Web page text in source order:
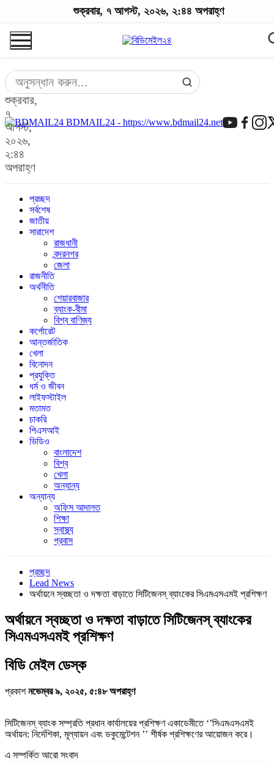
শুক্রবার,
৭
আগস্ট,
২০২৬,
২:৪৪
অপরাহ্ণ
BDMAIL24 - https://www.bdmail24.net
প্রচ্ছদ
সর্বশেষ
জাতীয়
সারাদেশ
রাজধানী
বন্দরনগর
জেলা
রাজনীতি
অর্থনীতি
শেয়ারবাজার
ব্যাংক-বীমা
বিশ্ব বাণিজ্য
কর্পোরেট
আন্তর্জাতিক
খেলা
বিনোদন
প্রযুক্তি
ধর্ম ও জীবন
লাইফস্টাইল
মতামত
চাকরি
পিএসআই
ভিডিও
বাংলাদেশ
বিশ্ব
খেলা
অন্যান্য
অন্যান্য
অফিস আদালত
শিক্ষা
স্বাস্থ্য
প্রবাস
শুক্রবার, ৭ আগস্ট, ২০২৬, ২:৪৪ অপরাহ্ণ
প্রচ্ছদ
Lead News
অর্থায়নে স্বচ্ছতা ও দক্ষতা বাড়াতে সিটিজেনস্ ব্যাংকের সিএমএসএমই প্রশিক্ষণ
অর্থায়নে স্বচ্ছতা ও দক্ষতা বাড়াতে সিটিজেনস্ ব্যাংকের
সিএমএসএমই প্রশিক্ষণ
‌বি‌ডি মেইল ডেস্ক
প্রকাশনভেম্বর ৯, ২০২৫, ৫:৪৮ অপরাহ্ণ
সিটিজেনস্ ব্যাংক সম্প্রতি প্রধান কার্যালয়ের প্রশিক্ষণ একাডেমীতে ‘’সিএমএসএমই
অর্থায়ন: নির্দেশিকা, মূল্যায়ন এবং ডকুমেন্টেশন ’’ শীর্ষক প্রশিক্ষণের আয়োজন করে।
এ সম্পর্কিত আরো সংবাদ